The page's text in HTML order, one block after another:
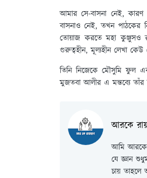
আমার সে-বাসনা নেই,
বাসনাও নেই, তখন পাঠকের
তোয়াজ করতে মহা কুঞ্জুসও
গুরুত্বহীন, মূল্যহীন লেখা কেউ
তিনি নিজেকে মৌসুমি ফুল
মুজতবা আলীর এ মন্তব্যে তাঁর
আরকে
আমি আরকে
যে জ্ঞান
চায় তাহলে